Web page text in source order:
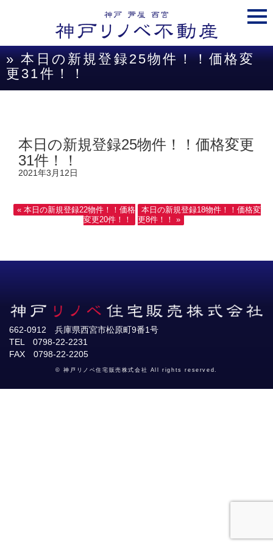
» 本日の新規登録25物件！！価格変
更31件！！
本日の新規登録25物件！！価格変更
31件！！
2021年3月12日
« 本日の新規登録22物件！！価格
変更20件！！
本日の新規登録18物件！！価格変
更8件！！ »
662-0912 兵庫県西宮市松原町9番1号
TEL 0798-22-2231
FAX 0798-22-2205
© 神戸リノベ住宅販売株式会社 All rights reserved.